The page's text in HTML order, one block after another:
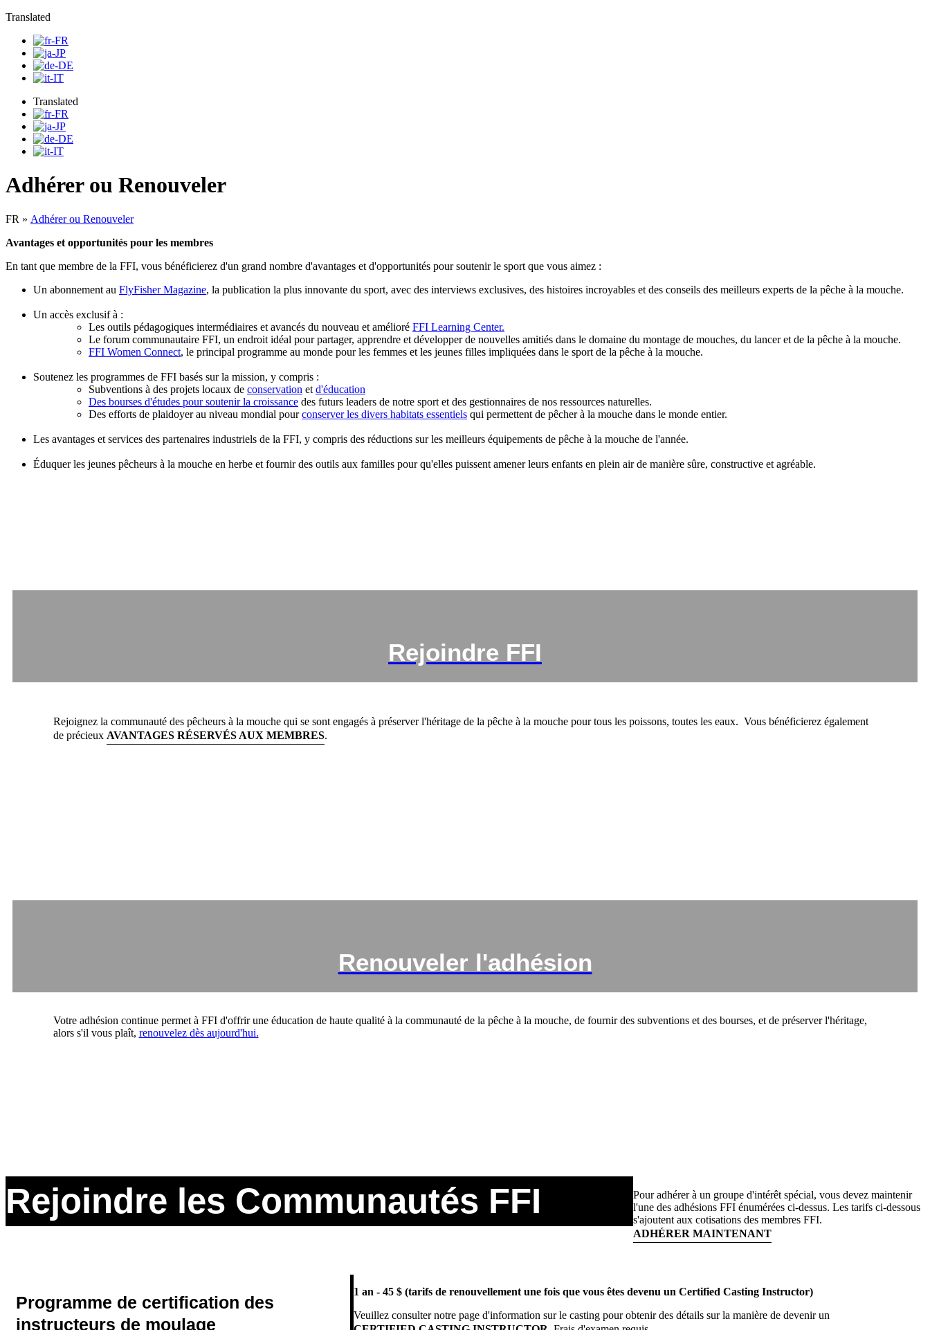
Translated
Translated
Adhérer ou Renouveler
FR » Adhérer ou Renouveler
Avantages et opportunités pour les membres
En tant que membre de la FFI, vous bénéficierez d'un grand nombre d'avantages et d'opportunités pour soutenir le sport que vous aimez :
Un abonnement au FlyFisher Magazine, la publication la plus innovante du sport, avec des interviews exclusives, des histoires incroyables et des conseils des meilleurs experts de la pêche à la mouche.
Un accès exclusif à :
Les outils pédagogiques intermédiaires et avancés du nouveau et amélioré FFI Learning Center.
Le forum communautaire FFI, un endroit idéal pour partager, apprendre et développer de nouvelles amitiés dans le domaine du montage de mouches, du lancer et de la pêche à la mouche.
FFI Women Connect, le principal programme au monde pour les femmes et les jeunes filles impliquées dans le sport de la pêche à la mouche.
Soutenez les programmes de FFI basés sur la mission, y compris :
Subventions à des projets locaux de conservation et d'éducation
Des bourses d'études pour soutenir la croissance des futurs leaders de notre sport et des gestionnaires de nos ressources naturelles.
Des efforts de plaidoyer au niveau mondial pourconserver les divers habitats essentiels qui permettent de pêcher à la mouche dans le monde entier.
Les avantages et services des partenaires industriels de la FFI, y compris des réductions sur les meilleurs équipements de pêche à la mouche de l'année.
Éduquer les jeunes pêcheurs à la mouche en herbe et fournir des outils aux familles pour qu'elles puissent amener leurs enfants en plein air de manière sûre, constructive et agréable.
Rejoindre FFI
Rejoignez la communauté des pêcheurs à la mouche qui se sont engagés à préserver l'héritage de la pêche à la mouche pour tous les poissons, toutes les eaux. Vous bénéficierez également
de précieux AVANTAGES RÉSERVÉS AUX MEMBRES.
Renouveler l'adhésion
Votre adhésion continue permet à FFI d'offrir une éducation de haute qualité à la communauté de la pêche à la mouche, de fournir des subventions et des bourses, et de préserver l'héritage,
alors s'il vous plaît, renouvelez dès aujourd'hui.
Rejoindre les Communautés FFI
Pour adhérer à un groupe d'intérêt spécial, vous devez maintenir
l'une des adhésions FFI énumérées ci-dessus. Les tarifs ci-dessous
s'ajoutent aux cotisations des membres FFI.
ADHÉRER MAINTENANT
Programme de certification des
instructeurs de moulage
1 an - 45 $ (tarifs de renouvellement une fois que vous êtes devenu un Certified Casting Instructor)
Veuillez consulter notre page d'information sur le casting pour obtenir des détails sur la manière de devenir un